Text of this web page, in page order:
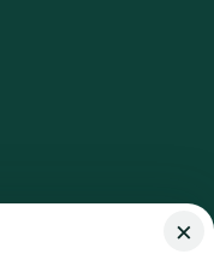
×